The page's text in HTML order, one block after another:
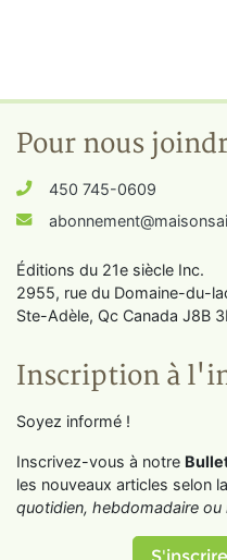
Pour nous
450 745-0609
Éditions du 21e siècle Inc.
2955, rue du Domaine-du-
Ste-Adèle, Qc Canada J8B
Inscription à
Soyez informé !
Inscrivez-vous à notre
les nouveaux articles selon
quotidien, hebdomadaire ou